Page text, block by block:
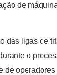
de
das ligas de
o
de